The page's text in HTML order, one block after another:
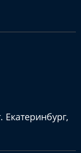
Екатеринбург,